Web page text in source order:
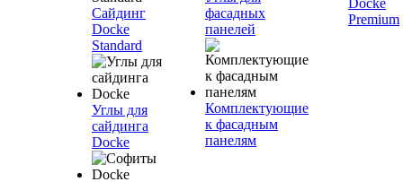
Сайдинг
Docke
Standard
Углы для
сайдинга
Docke
фасадных
панелей
Комплектующие
к фасадным
панелям
Docke
Premium